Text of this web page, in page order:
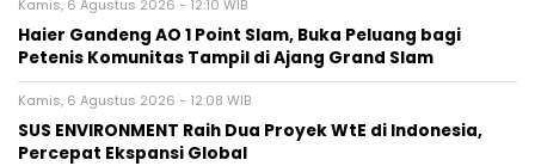
Kamis, 6 Agustus 2026 - 12:10 WIB
Haier Gandeng AO 1 Point Slam, Buka Peluang bagi
Petenis Komunitas Tampil di Ajang Grand Slam
Kamis, 6 Agustus 2026 - 12:08 WIB
SUS ENVIRONMENT Raih Dua Proyek WtE di Indonesia,
Percepat Ekspansi Global